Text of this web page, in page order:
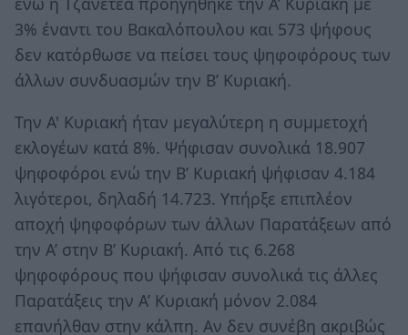
3% έναντι του Βακαλόπουλου και 573 ψήφους
δεν κατόρθωσε να πείσει τους ψηφοφόρους των
άλλων συνδυασμών την Β’ Κυριακή.
Την Α' Κυριακή ήταν μεγαλύτερη η συμμετοχή
εκλογέων κατά 8%. Ψήφισαν συνολικά 18.907
ψηφοφόροι ενώ την Β’ Κυριακή ψήφισαν 4.184
λιγότεροι, δηλαδή 14.723. Υπήρξε επιπλέον
αποχή ψηφοφόρων των άλλων Παρατάξεων από
την Α’ στην Β’ Κυριακή. Από τις 6.268
ψηφοφόρους που ψήφισαν συνολικά τις άλλες
Παρατάξεις την Α’ Κυριακή μόνον 2.084
επανήλθαν στην κάλπη. Αν δεν συνέβη ακριβώς